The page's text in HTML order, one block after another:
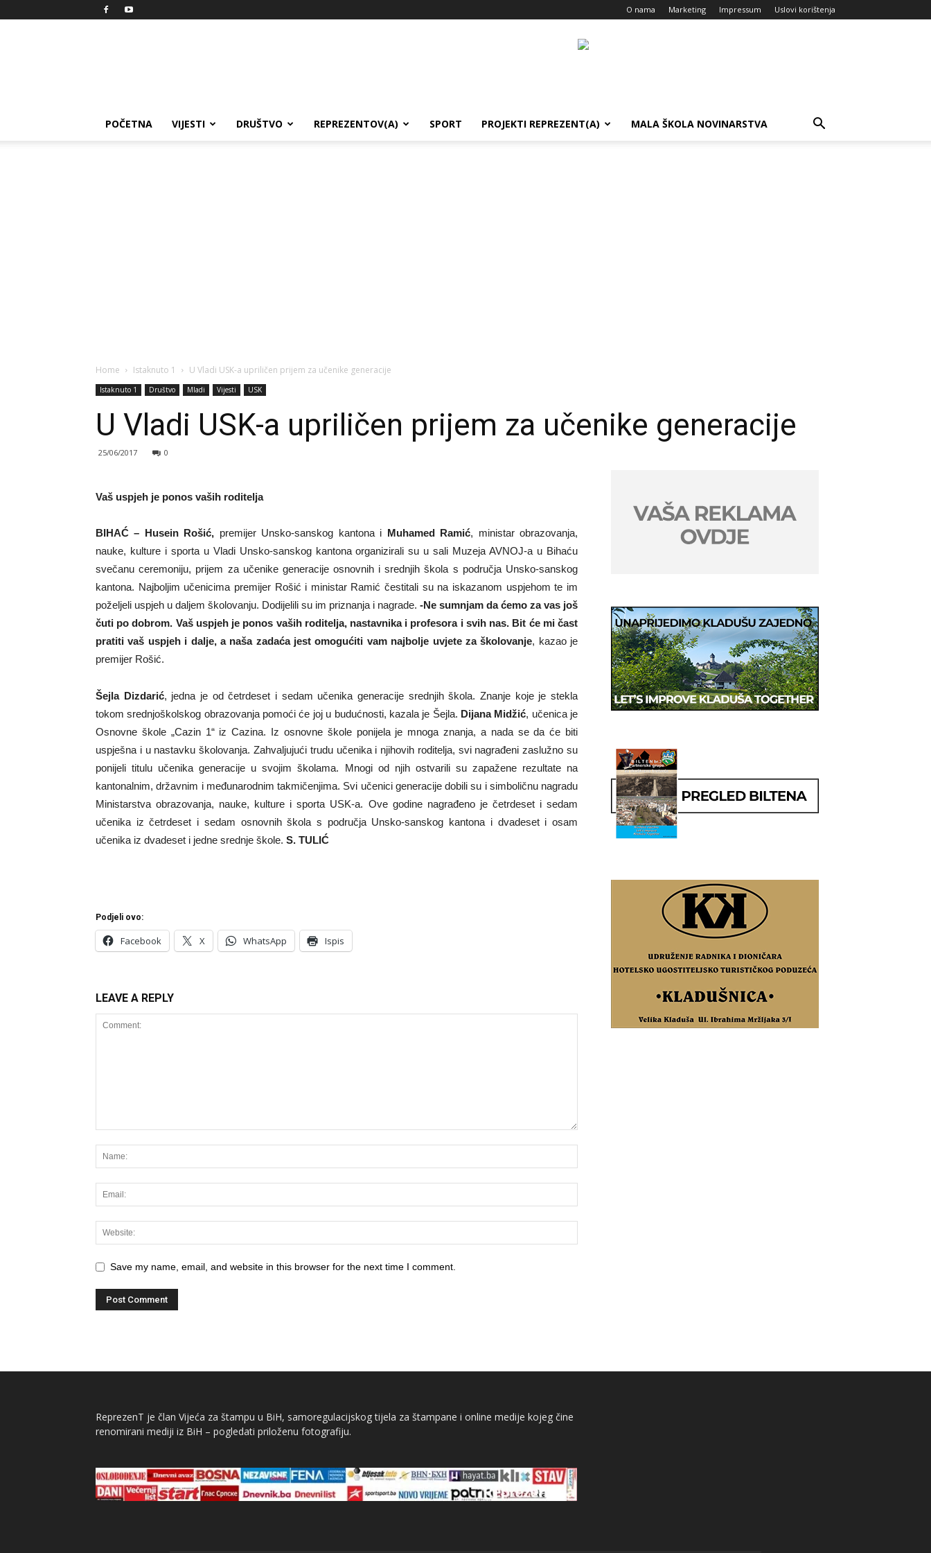
O nama Marketing Impressum Uslovi korištenja
POČETNA VIJESTI DRUŠTVO REPREZENTOV(A) SPORT PROJEKTI REPREZENT(A) MALA ŠKOLA NOVINARSTVA
Home Istaknuto 1 U Vladi USK-a upriličen prijem za učenike generacije
Istaknuto 1 Društvo Mladi Vijesti USK
U Vladi USK-a upriličen prijem za učenike generacije
25/06/2017 0
Vaš uspjeh je ponos vaših roditelja
BIHAĆ – Husein Rošić, premijer Unsko-sanskog kantona i Muhamed Ramić, ministar obrazovanja,
nauke, kulture i sporta u Vladi Unsko-sanskog kantona organizirali su u sali Muzeja AVNOJ-a u Bihaću
svečanu ceremoniju, prijem za učenike generacije osnovnih i srednjih škola s područja Unsko-sanskog
kantona. Najboljim učenicima premijer Rošić i ministar Ramić čestitali su na iskazanom uspjehom te im
poželjeli uspjeh u daljem školovanju. Dodijelili su im priznanja i nagrade. -Ne sumnjam da ćemo za vas još
čuti po dobrom. Vaš uspjeh je ponos vaših roditelja, nastavnika i profesora i svih nas. Bit će mi čast
pratiti vaš uspjeh i dalje, a naša zadaća jest omogućiti vam najbolje uvjete za školovanje, kazao je
premijer Rošić.
Šejla Dizdarić, jedna je od četrdeset i sedam učenika generacije srednjih škola. Znanje koje je stekla
tokom srednjoškolskog obrazovanja pomoći će joj u budućnosti, kazala je Šejla. Dijana Midžić, učenica je
Osnovne škole „Cazin 1“ iz Cazina. Iz osnovne škole ponijela je mnoga znanja, a nada se da će biti
uspješna i u nastavku školovanja. Zahvaljujući trudu učenika i njihovih roditelja, svi nagrađeni zaslužno su
ponijeli titulu učenika generacije u svojim školama. Mnogi od njih ostvarili su zapažene rezultate na
kantonalnim, državnim i međunarodnim takmičenjima. Svi učenici generacije dobili su i simboličnu nagradu
Ministarstva obrazovanja, nauke, kulture i sporta USK-a. Ove godine nagrađeno je četrdeset i sedam
učenika iz četrdeset i sedam osnovnih škola s područja Unsko-sanskog kantona i dvadeset i osam
učenika iz dvadeset i jedne srednje škole. S. TULIĆ
Podjeli ovo:
Facebook X WhatsApp Ispis
LEAVE A REPLY
Save my name, email, and website in this browser for the next time I comment.
ReprezenT je član Vijeća za štampu u BiH, samoregulacijskog tijela za štampane i online medije kojeg čine
renomirani mediji iz BiH – pogledati priloženu fotografiju.